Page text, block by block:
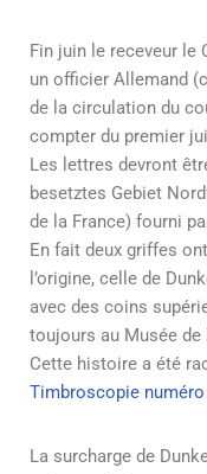
Fin juin le receveur le
un officier Allemand
de la circulation du
compter du premier
Les lettres devront
besetztes Gebiet
de la France) fourni
En fait deux griffes
l’origine, celle de
avec des coins
toujours au Musée de
Cette histoire a été
Timbroscopie numéro
La surcharge de